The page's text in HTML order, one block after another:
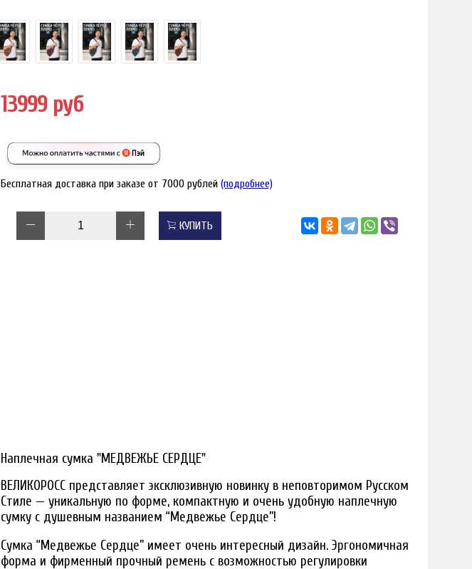
13999 руб
Бесплатная доставка при заказе от 7000 рублей (подробнее)
КУПИТЬ
Наплечная сумка "МЕДВЕЖЬЕ СЕРДЦЕ"
ВЕЛИКОРОСС представляет эксклюзивную новинку в неповторимом Русском
Стиле — уникальную по форме, компактную и очень удобную наплечную
сумку с душевным названием “Медвежье Сердце”!
Сумка “Медвежье Сердце” имеет очень интересный дизайн. Эргономичная
форма и фирменный прочный ремень с возможностью регулировки